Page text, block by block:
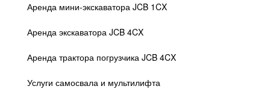
Аренда мини-экскаватора JCB 1CX
Аренда экскаватора JCB 4CX
Аренда трактора погрузчика JCB 4CX
Услуги самосвала и мультилифта